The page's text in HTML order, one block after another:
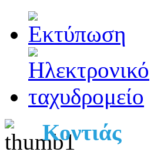
Κοντιάς